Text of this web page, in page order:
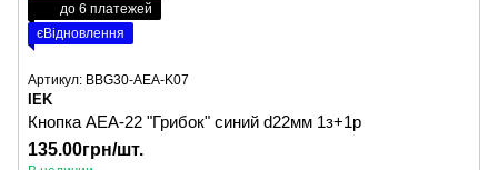
до 6 платежей
єВідновлення
Артикул: BBG30-AEA-K07
IEK
Кнопка AEА-22 "Грибок" синий d22мм 1з+1р
135.00грн/шт.